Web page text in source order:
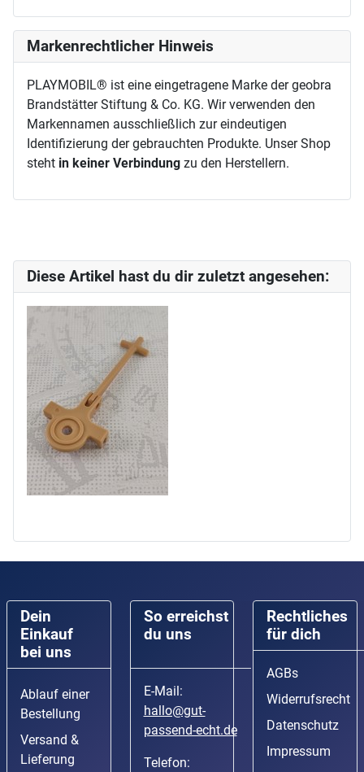
Markenrechtlicher Hinweis
PLAYMOBIL® ist eine eingetragene Marke der geobra
Brandstätter Stiftung & Co. KG. Wir verwenden den
Markennamen ausschließlich zur eindeutigen
Identifizierung der gebrauchten Produkte. Unser Shop
steht in keiner Verbindung zu den Herstellern.
Diese Artikel hast du dir zuletzt angesehen:
Dein
Einkauf
bei uns
Ablauf einer
Bestellung
Versand &
Lieferung
So erreichst
du uns
E-Mail:
hallo@gut-
passend-echt.de
Telefon:
Rechtliches
für dich
AGBs
Widerrufsrecht
Datenschutz
Impressum